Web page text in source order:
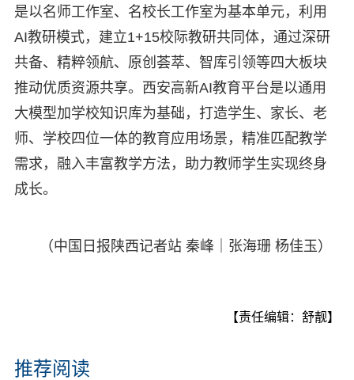
是以名师工作室、名校长工作室为基本单元，利用
AI教研模式，建立1+15校际教研共同体，通过深研
共备、精粹领航、原创荟萃、智库引领等四大板块
推动优质资源共享。西安高新AI教育平台是以通用
大模型加学校知识库为基础，打造学生、家长、老
师、学校四位一体的教育应用场景，精准匹配教学
需求，融入丰富教学方法，助力教师学生实现终身
成长。
（中国日报陕西记者站 秦峰｜张海珊 杨佳玉）
【责任编辑：舒靓】
推荐阅读